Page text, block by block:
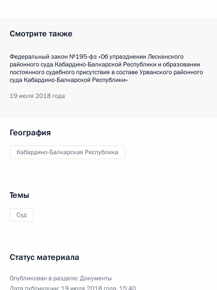
Смотрите также
Федеральный закон №195-фз «Об упразднении Лескенского
районного суда Кабардино-Балкарской Республики и образовании
постоянного судебного присутствия в составе Урванского районного
суда Кабардино-Балкарской Республики»
19 июля 2018 года
География
Кабардино-Балкарская Республика
Темы
Суд
Статус материала
Опубликован в разделе:Документы